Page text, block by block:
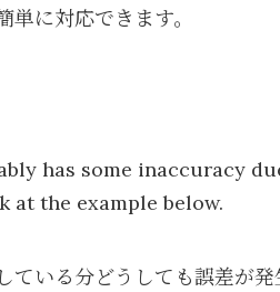
に対応できます。
has some inaccuracy
at the example below.
ている分どうしても誤差が